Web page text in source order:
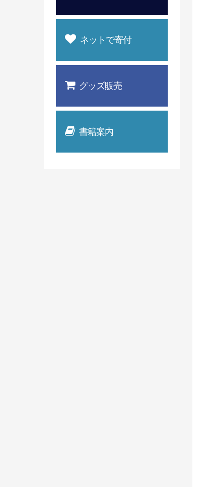
ネットで寄付
グッズ販売
書籍案内